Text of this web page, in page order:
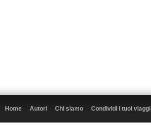
Home Autori Chi siamo Condividi i tuoi viaggi